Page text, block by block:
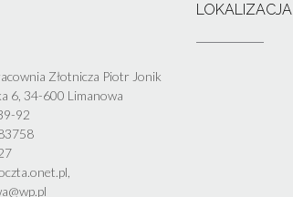
Złotnicza Piotr Jonik
6, 34-600 Limanowa
92
LOKALIZACJA